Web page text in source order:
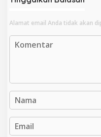
Alamat email Anda tidak akan